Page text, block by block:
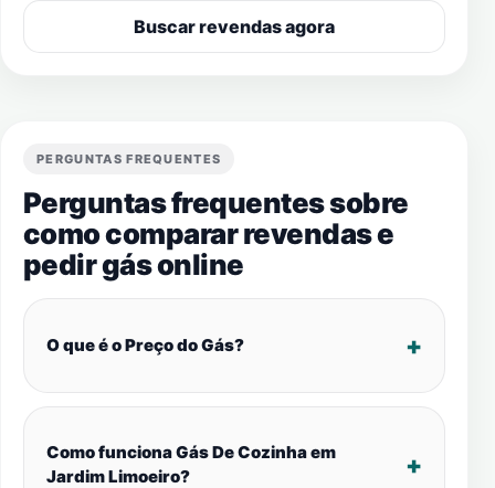
Buscar revendas agora
PERGUNTAS FREQUENTES
Perguntas frequentes sobre
como comparar revendas e
pedir gás online
O que é o Preço do Gás?
Como funciona Gás De Cozinha em
Jardim Limoeiro?